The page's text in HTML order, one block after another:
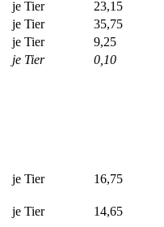
je Tier
23,15
je Tier
35,75
je Tier
9,25
je Tier 0,10
je Tier 16,75
je Tier
14,65